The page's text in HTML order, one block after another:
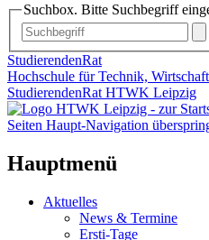
Suchbox. Bitte Suchbegriff
StudierendenRat
Hochschule für Technik,
StudierendenRat HTWK Leipzig
Seiten Haupt-Navigation
Hauptmenü
Aktuelles
News & Termine
Ersti-Tage